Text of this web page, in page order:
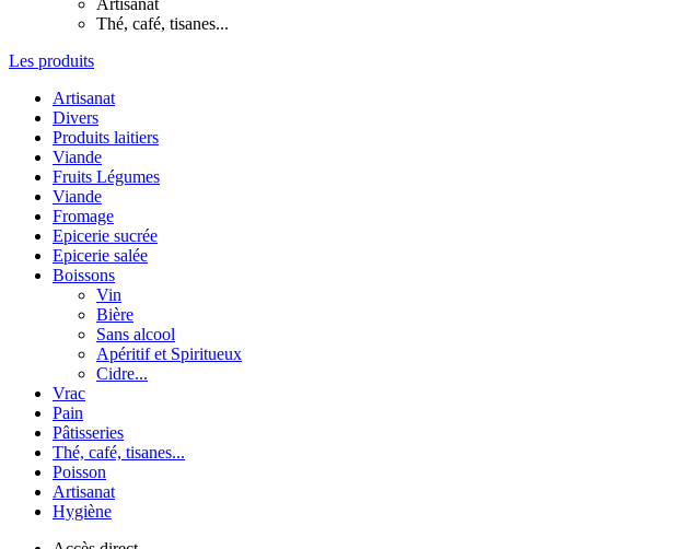
Artisanat
Thé, café, tisanes...
Les produits
Artisanat
Divers
Produits laitiers
Viande
Fruits Légumes
Viande
Fromage
Epicerie sucrée
Epicerie salée
Boissons
Vin
Bière
Sans alcool
Apéritif et Spiritueux
Cidre...
Vrac
Pain
Pâtisseries
Thé, café, tisanes...
Poisson
Artisanat
Hygiène